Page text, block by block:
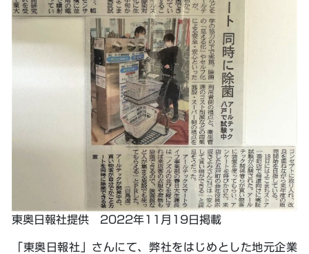
東奥日報社提供 2022年11月19日掲載
「東奥日報社」さんにて、弊社をはじめとした地元企業